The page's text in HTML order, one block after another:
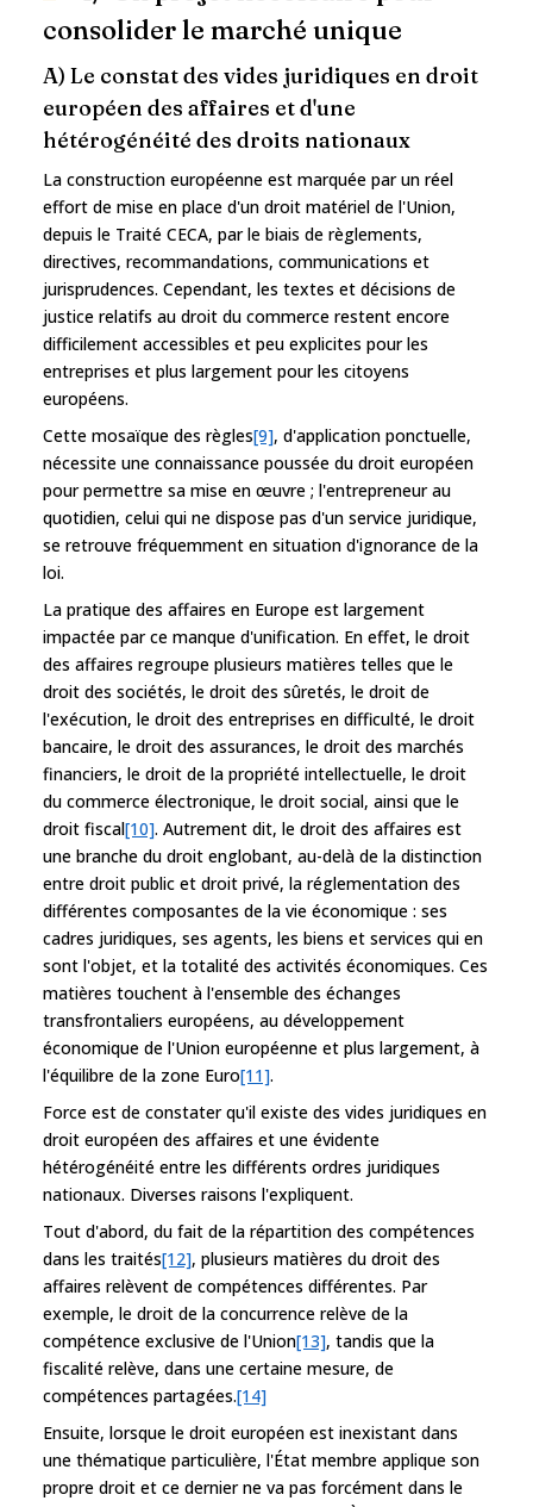
consolider le marché unique
A) Le constat des vides juridiques en droit
européen des affaires et d'une
hétérogénéité des droits nationaux
La construction européenne est marquée par un réel
effort de mise en place d'un droit matériel de l'Union,
depuis le Traité CECA, par le biais de règlements,
directives, recommandations, communications et
jurisprudences. Cependant, les textes et décisions de
justice relatifs au droit du commerce restent encore
difficilement accessibles et peu explicites pour les
entreprises et plus largement pour les citoyens
européens.
Cette mosaïque des règles[9], d'application ponctuelle,
nécessite une connaissance poussée du droit européen
pour permettre sa mise en œuvre ; l'entrepreneur au
quotidien, celui qui ne dispose pas d'un service juridique,
se retrouve fréquemment en situation d'ignorance de la
loi.
La pratique des affaires en Europe est largement
impactée par ce manque d'unification. En effet, le droit
des affaires regroupe plusieurs matières telles que le
droit des sociétés, le droit des sûretés, le droit de
l'exécution, le droit des entreprises en difficulté, le droit
bancaire, le droit des assurances, le droit des marchés
financiers, le droit de la propriété intellectuelle, le droit
du commerce électronique, le droit social, ainsi que le
droit fiscal[10]. Autrement dit, le droit des affaires est
une branche du droit englobant, au-delà de la distinction
entre droit public et droit privé, la réglementation des
différentes composantes de la vie économique : ses
cadres juridiques, ses agents, les biens et services qui en
sont l'objet, et la totalité des activités économiques. Ces
matières touchent à l'ensemble des échanges
transfrontaliers européens, au développement
économique de l'Union européenne et plus largement, à
l'équilibre de la zone Euro[11].
Force est de constater qu'il existe des vides juridiques en
droit européen des affaires et une évidente
hétérogénéité entre les différents ordres juridiques
nationaux. Diverses raisons l'expliquent.
Tout d'abord, du fait de la répartition des compétences
dans les traités[12], plusieurs matières du droit des
affaires relèvent de compétences différentes. Par
exemple, le droit de la concurrence relève de la
compétence exclusive de l'Union[13], tandis que la
fiscalité relève, dans une certaine mesure, de
compétences partagées.[14]
Ensuite, lorsque le droit européen est inexistant dans
une thématique particulière, l'État membre applique son
propre droit et ce dernier ne va pas forcément dans le